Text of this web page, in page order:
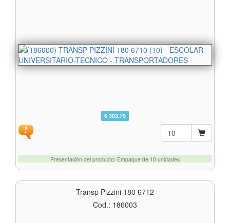
$ 303,79
Presentación del producto: Empaque de 10 unidades
Transp Pizzini 180 6712
Cod.: 186003